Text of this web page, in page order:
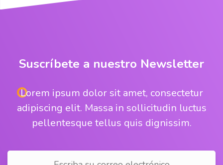
Suscríbete a nuestro Newsletter
Lorem ipsum dolor sit amet, consectetur
adipiscing elit. Massa in sollicitudin luctus
pellentesque tellus quis dignissim.